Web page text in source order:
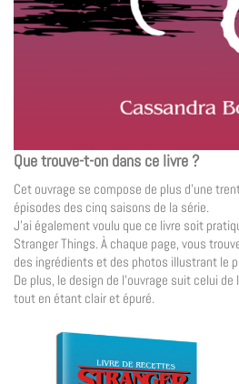
Que trouve-t-on dans ce livre ?
Cet ouvrage se compose de plus d’une
épisodes des cinq saisons de la série.
J’ai également voulu que ce livre soit
Stranger Things. À chaque page, vous
des ingrédients et des photos illustrant le
De plus, le design de l’ouvrage suit celui de
tout en étant clair et épuré.